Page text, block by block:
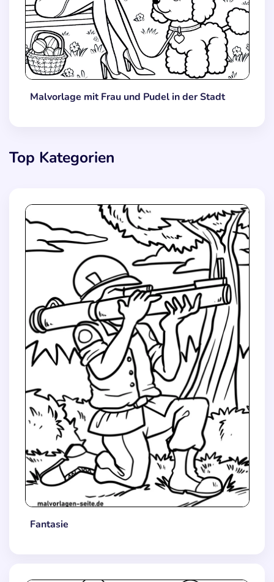
Malvorlage mit Frau und Pudel in der Stadt
Top Kategorien
Fantasie